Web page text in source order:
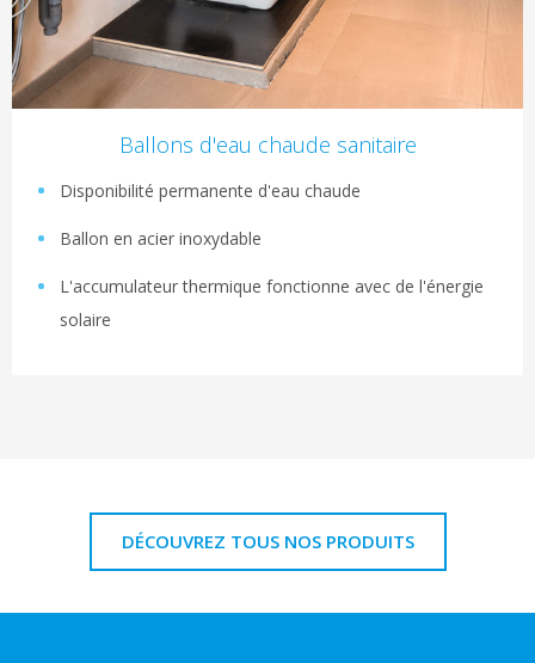
Ballons d'eau chaude sanitaire
Disponibilité permanente d'eau chaude
Ballon en acier inoxydable
L'accumulateur thermique fonctionne avec de l'énergie
solaire
DÉCOUVREZ TOUS NOS PRODUITS